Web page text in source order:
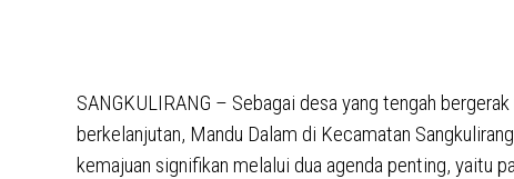
SANGKULIRANG – Sebagai desa yang tengah
berkelanjutan, Mandu Dalam di Kecamatan
kemajuan signifikan melalui dua agenda penting, yaitu